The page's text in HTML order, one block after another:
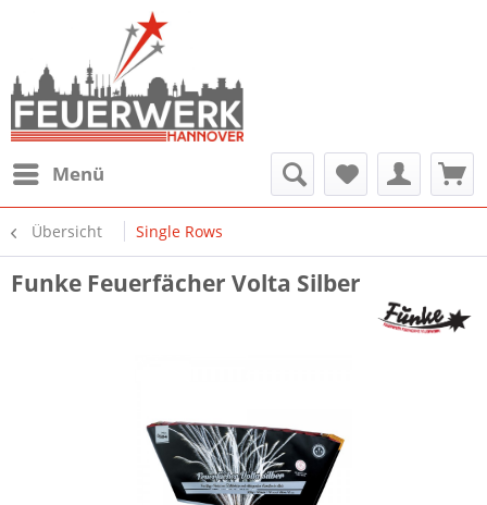
Menü
Übersicht Single Rows
Funke Feuerfächer Volta Silber